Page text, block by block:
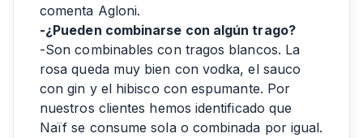
comenta Agloni.
-¿Pueden combinarse con algún trago?
-Son combinables con tragos blancos. La
rosa queda muy bien con vodka, el sauco
con gin y el hibisco con espumante. Por
nuestros clientes hemos identificado que
Naïf se consume sola o combinada por igual.